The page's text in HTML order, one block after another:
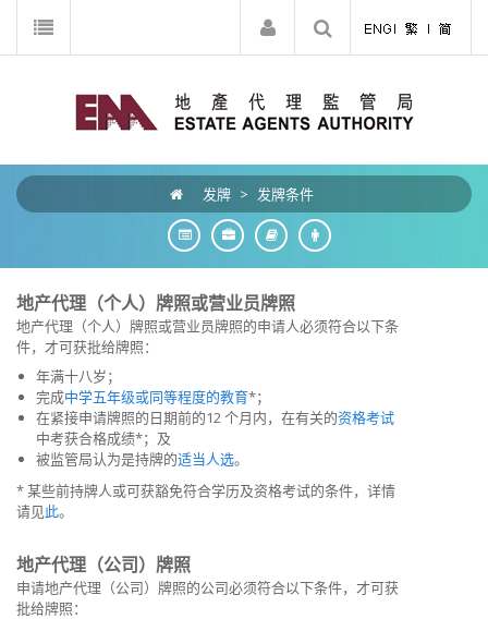
发牌 > 发牌条件
地产代理（个人）牌照或营业员牌照
地产代理（个人）牌照或营业员牌照的申请人必须符合以下条
件，才可获批给牌照：
年满十八岁；
完成中学五年级或同等程度的教育*；
在紧接申请牌照的日期前的12 个月内，在有关的资格考试
中考获合格成绩*；及
被监管局认为是持牌的适当人选。
* 某些前持牌人或可获豁免符合学历及资格考试的条件，详情
请见此。
地产代理（公司）牌照
申请地产代理（公司）牌照的公司必须符合以下条件，才可获
批给牌照：